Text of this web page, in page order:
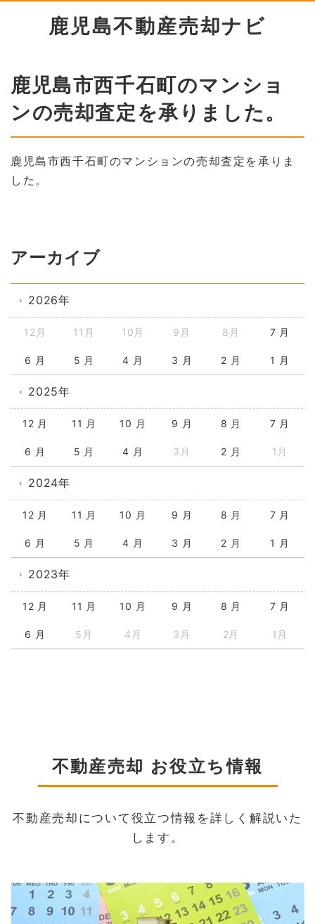
鹿児島不動産売却ナビ
鹿児島市西千石町のマンショ
ンの売却査定を承りました。
鹿児島市西千石町のマンションの売却査定を承りま
した。
アーカイブ
2026年
12月 11月 10月 9月 8月 7 月
6 月 5 月 4 月 3 月 2 月 1 月
2025年
12 月 11 月 10 月 9 月 8 月 7 月
6 月 5 月 4 月 3月 2 月 1月
2024年
12 月 11 月 10 月 9 月 8 月 7 月
6 月 5 月 4 月 3 月 2 月 1 月
2023年
12 月 11 月 10 月 9 月 8 月 7 月
6 月 5月 4月 3月 2月 1月
不動産売却 お役立ち情報
不動産売却について役立つ情報を詳しく解説いた
します。